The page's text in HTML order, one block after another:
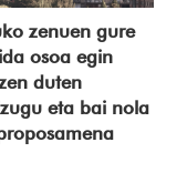
zenuen gure
osoa egin
duten
eta bai nola